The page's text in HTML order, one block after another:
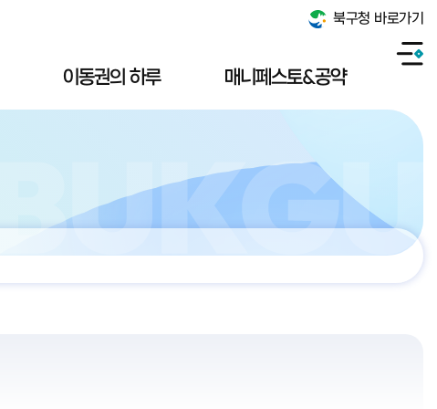
북구청 바로가기
이동권의 하루 매니페스토&공약